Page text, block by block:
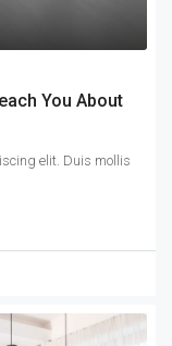
You About
elit. Duis mollis